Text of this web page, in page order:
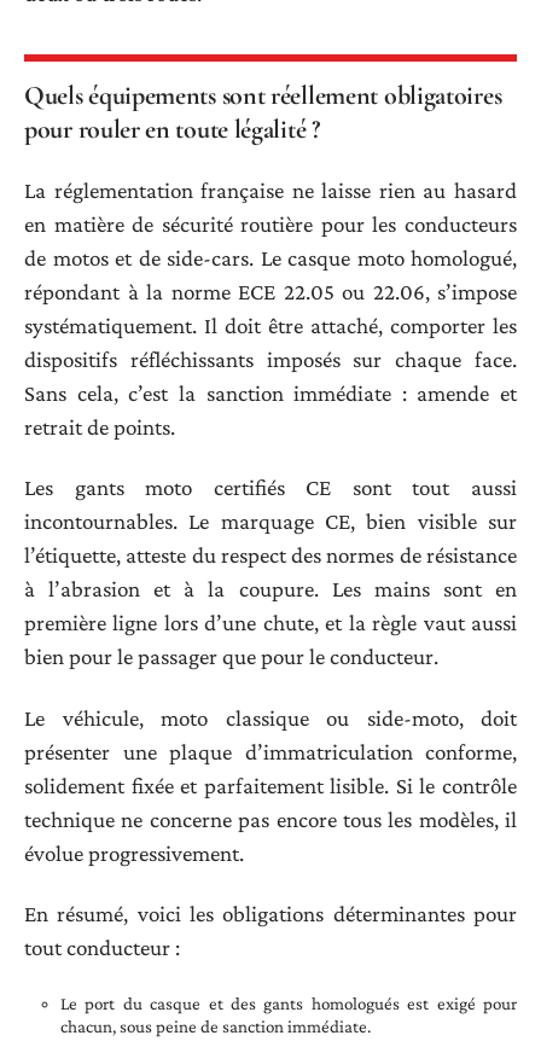
Quels équipements sont réellement obligatoires
pour rouler en toute légalité ?
La réglementation française ne laisse rien au hasard
en matière de sécurité routière pour les conducteurs
de motos et de side-cars. Le casque moto homologué,
répondant à la norme ECE 22.05 ou 22.06, s’impose
systématiquement. Il doit être attaché, comporter les
dispositifs réfléchissants imposés sur chaque face.
Sans cela, c’est la sanction immédiate : amende et
retrait de points.
Les gants moto certifiés CE sont tout aussi
incontournables. Le marquage CE, bien visible sur
l’étiquette, atteste du respect des normes de résistance
à l’abrasion et à la coupure. Les mains sont en
première ligne lors d’une chute, et la règle vaut aussi
bien pour le passager que pour le conducteur.
Le véhicule, moto classique ou side-moto, doit
présenter une plaque d’immatriculation conforme,
solidement fixée et parfaitement lisible. Si le contrôle
technique ne concerne pas encore tous les modèles, il
évolue progressivement.
En résumé, voici les obligations déterminantes pour
tout conducteur :
Le port du casque et des gants homologués est exigé pour
chacun, sous peine de sanction immédiate.